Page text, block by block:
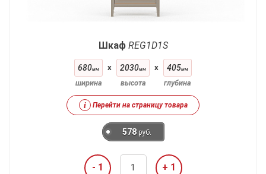
Шкаф REG1D1S
680мм
ширина
x 2030мм
высота
x 405мм
глубина
i Перейти на страницу товара
578 руб.
- 1 + 1